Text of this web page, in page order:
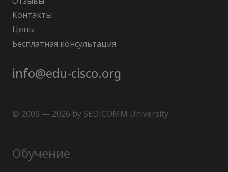
Контакты
Цены
Бесплатная консультация
info@edu-cisco.org
© 2009 — 2026 by SEDICOMM University
Обучение